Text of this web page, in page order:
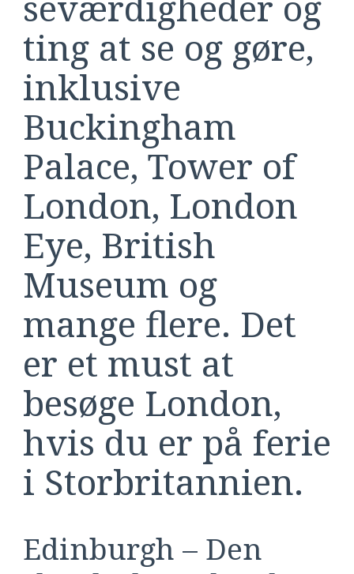
ting at se og gøre,
inklusive
Buckingham
Palace, Tower of
London, London
Eye, British
Museum og
mange flere. Det
er et must at
besøge London,
hvis du er på ferie
i Storbritannien.
Edinburgh – Den